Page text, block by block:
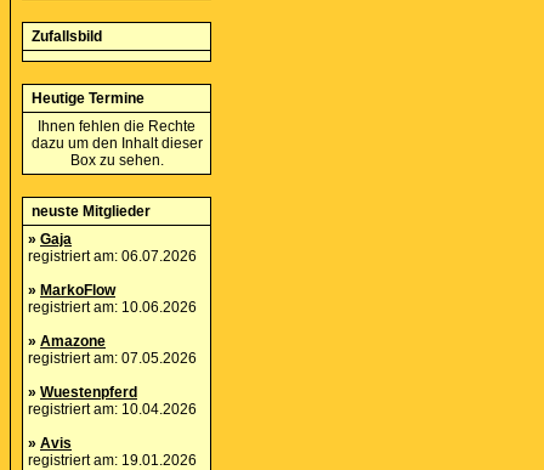
Zufallsbild
Heutige Termine
Ihnen fehlen die Rechte
dazu um den Inhalt dieser
Box zu sehen.
neuste Mitglieder
» Gaja
registriert am: 06.07.2026
» MarkoFlow
registriert am: 10.06.2026
» Amazone
registriert am: 07.05.2026
» Wuestenpferd
registriert am: 10.04.2026
» Avis
registriert am: 19.01.2026